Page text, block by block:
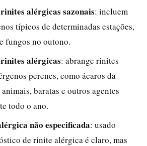
alérgicas sazonais: incluem
típicos de determinadas estações,
fungos no outono.
alérgicas: abrange rinites
perenes, como ácaros da
baratas e outros agentes
todo o ano.
não especificada: usado
de rinite alérgica é claro, mas